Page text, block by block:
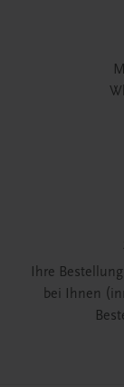
Ihre
bei Ihnen